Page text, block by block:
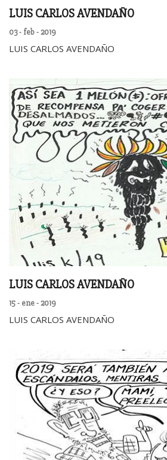
LUIS CARLOS AVENDAÑO
03 - feb - 2019
LUIS CARLOS AVENDAÑO
LUIS CARLOS AVENDAÑO
15 - ene - 2019
LUIS CARLOS AVENDAÑO